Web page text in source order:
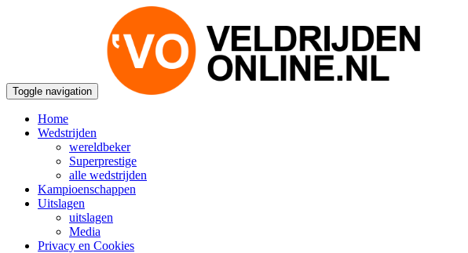
Toggle navigation
Home
Wedstrijden
wereldbeker
Superprestige
alle wedstrijden
Kampioenschappen
Uitslagen
uitslagen
Media
Privacy en Cookies